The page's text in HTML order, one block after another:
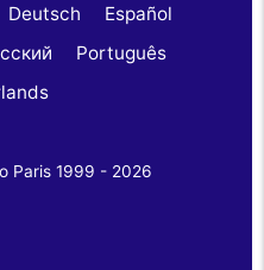
Deutsch
Español
Português
Paris 1999 - 2026